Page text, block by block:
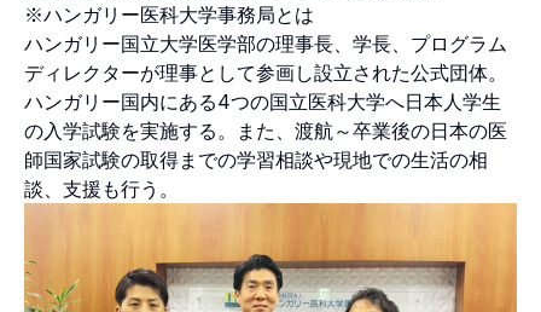
※ハンガリー医科大学事務局とは
ハンガリー国立大学医学部の理事長、学長、プログラム
ディレクターが理事として参画し設立された公式団体。
ハンガリー国内にある4つの国立医科大学へ日本人学生
の入学試験を実施する。また、渡航～卒業後の日本の医
師国家試験の取得までの学習相談や現地での生活の相
談、支援も行う。